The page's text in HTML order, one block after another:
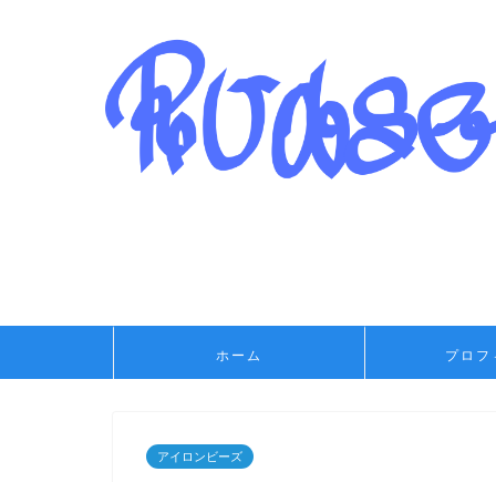
ホーム プロフ
アイロンビーズ